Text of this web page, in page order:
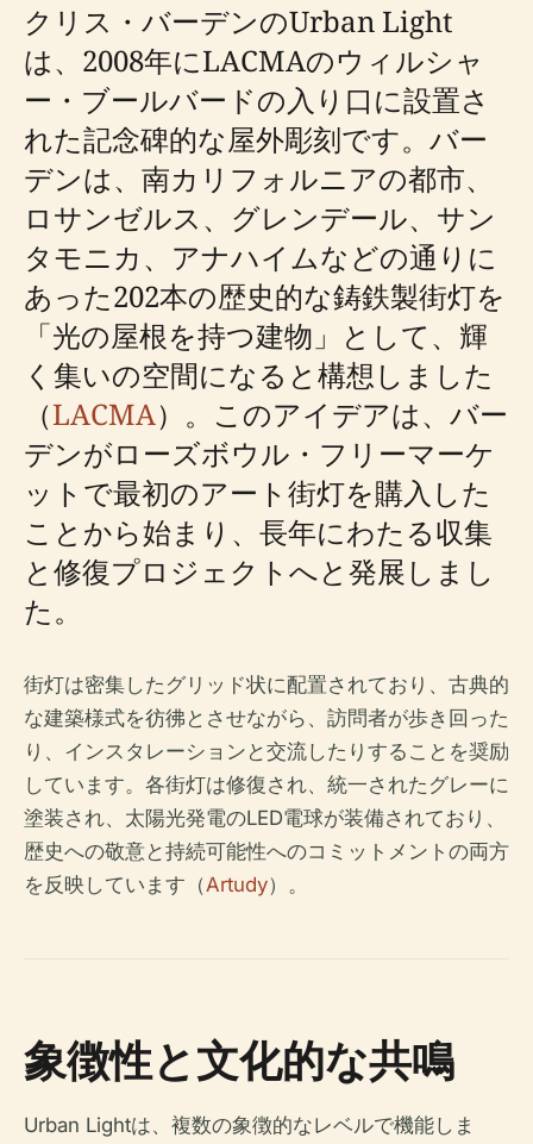
クリス・バーデンのUrban Light
は、2008年にLACMAのウィルシャ
ー・ブールバードの入り口に設置さ
れた記念碑的な屋外彫刻です。バー
デンは、南カリフォルニアの都市、
ロサンゼルス、グレンデール、サン
タモニカ、アナハイムなどの通りに
あった202本の歴史的な鋳鉄製街灯を
「光の屋根を持つ建物」として、輝
く集いの空間になると構想しました
（LACMA）。このアイデアは、バー
デンがローズボウル・フリーマーケ
ットで最初のアート街灯を購入した
ことから始まり、長年にわたる収集
と修復プロジェクトへと発展しまし
た。
街灯は密集したグリッド状に配置されており、古典的
な建築様式を彷彿とさせながら、訪問者が歩き回った
り、インスタレーションと交流したりすることを奨励
しています。各街灯は修復され、統一されたグレーに
塗装され、太陽光発電のLED電球が装備されており、
歴史への敬意と持続可能性へのコミットメントの両方
を反映しています（Artudy）。
象徴性と文化的な共鳴
Urban Lightは、複数の象徴的なレベルで機能しま